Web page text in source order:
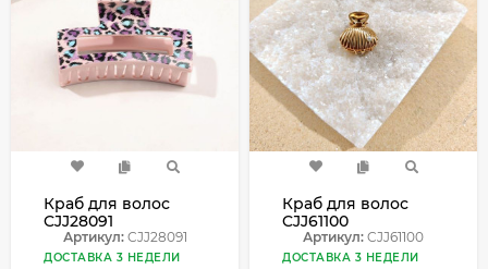
Краб для волос
CJJ28091
Артикул:CJJ28091
ДОСТАВКА 3 НЕДЕЛИ
Краб для волос
CJJ61100
Артикул: CJJ61100
ДОСТАВКА 3 НЕДЕЛИ